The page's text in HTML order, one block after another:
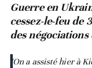
Guerre en
cessez-le-feu de
des
"On a assisté hier à